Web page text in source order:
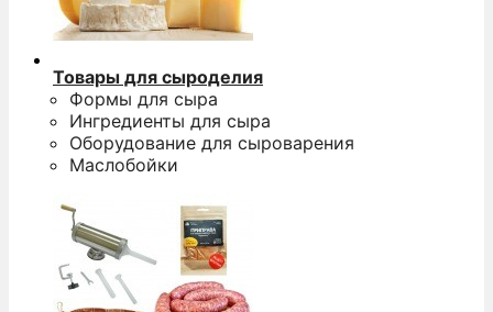
Товары для сыроделия
Формы для сыра
Ингредиенты для сыра
Оборудование для сыроварения
Маслобойки